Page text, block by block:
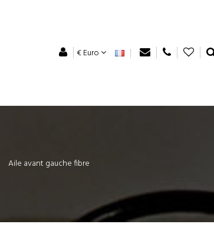
€ Euro
Aile avant gauche fibre